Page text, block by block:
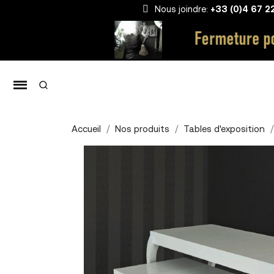
Nous joindre: +33 (0)4 67
Accueil Nos produits Tables d'exposition